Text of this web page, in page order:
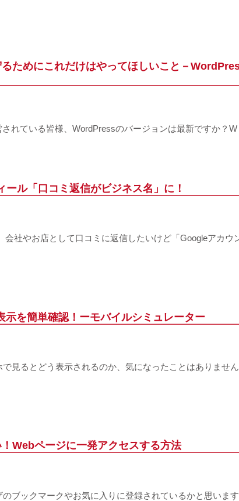
ためにこれだけはやってほしいこと－
れている皆様、WordPressのバージョンは最新ですか？
ル「口コミ返信がビジネス名」に！
会社やお店として口コミに返信したいけど「Googleアカウ
示を簡単確認！ーモバイルシミュレーター
見るとどう表示されるのか、気になったことはありませ
Webページに一発アクセスする方法
ブックマークやお気に入りに登録されているかと思いま